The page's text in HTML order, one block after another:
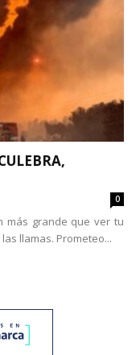
0
más grande que ver tu
llamas. Prometeo...